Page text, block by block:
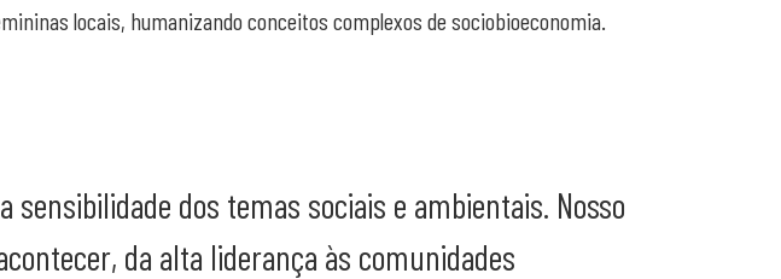
locais, humanizando conceitos complexos de sociobioeconomia.
dos temas sociais e ambientais. Nosso
da alta liderança às comunidades